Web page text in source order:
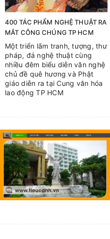
400 TÁC PHẨM NGHỆ THUẬT RA
MẮT CÔNG CHÚNG TP HCM
Một triển lãm tranh, tượng, thư
pháp, đá nghệ thuật cùng
nhiều đêm biểu diễn văn nghệ
chủ đề quê hương và Phật
giáo diễn ra tại Cung văn hóa
lao động TP HCM